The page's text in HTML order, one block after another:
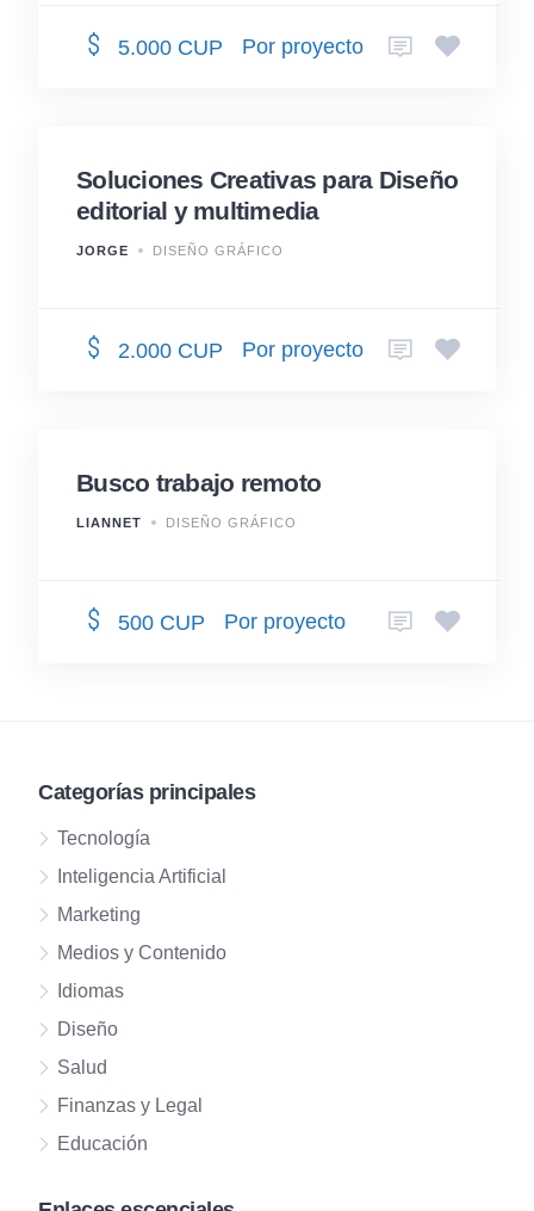
5.000 CUP Por proyecto
Soluciones Creativas para Diseño
editorial y multimedia
JORGE DISEÑO GRÁFICO
2.000 CUP Por proyecto
Busco trabajo remoto
LIANNET DISEÑO GRÁFICO
500 CUP Por proyecto
Categorías principales
Tecnología
Inteligencia Artificial
Marketing
Medios y Contenido
Idiomas
Diseño
Salud
Finanzas y Legal
Educación